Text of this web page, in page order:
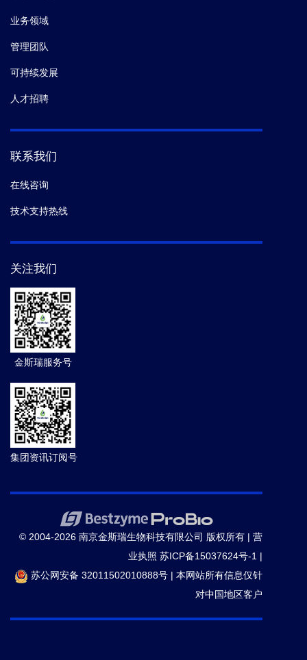
业务领域
管理团队
可持续发展
人才招聘
联系我们
在线咨询
技术支持热线
关注我们
金斯瑞服务号
集团资讯订阅号
© 2004-2026 南京金斯瑞生物科技有限公司 版权所有 | 营
业执照 苏ICP备15037624号-1 |
苏公网安备 32011502010888号 | 本网站所有信息仅针
对中国地区客户